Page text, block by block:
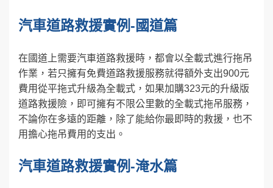
汽車道路救援實例-國道篇
在國道上需要汽車道路救援時，都會以全載式進行拖吊
作業，若只擁有免費道路救援服務就得額外支出900元
費用從平拖式升級為全載式，如果加購323元的升級版
道路救援險，即可擁有不限公里數的全載式拖吊服務，
不論你在多遠的距離，除了能給你最即時的救援，也不
用擔心拖吊費用的支出。
汽車道路救援實例-淹水篇